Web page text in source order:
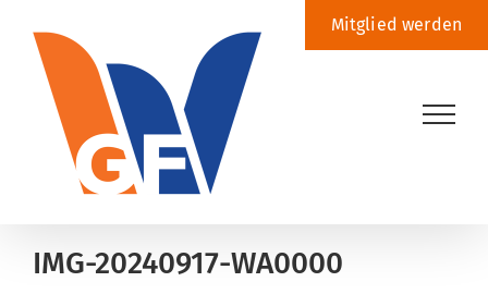
Inhalt
springen
Mitglied werden
IMG-20240917-WA0000